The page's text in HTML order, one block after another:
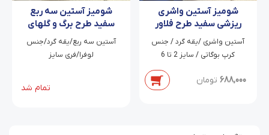
شومیز آستین واشری
ریزشی سفید طرح فلاور
آبی سانیا
آستین واشری /یقه گرد / جنس
کرپ بوگاتی / سایز 2 تا 6
688,000 تومان
شومیز آستین سه ربع
سفید طرح برگ و گلهای
سورمه ای نارنجی چیدا
آستین سه ربع/یقه گرد/جنس
لوفرا/فری سایز
تمام شد